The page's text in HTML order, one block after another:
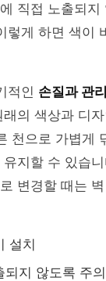
직접 노출되지
렇게 하면 색이
적인 손질과 관리
의 색상과 디
천으로 가볍게
지할 수 있습
변경할 때는
설치
되지 않도록 주의